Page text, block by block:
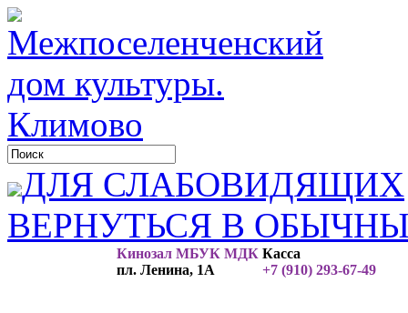
ДЛЯ СЛАБОВИДЯЩИХ
ВЕРНУТЬСЯ В
Кинозал МБУК МДК
пл. Ленина, 1А
Касса
+7 (910) 293-67-49